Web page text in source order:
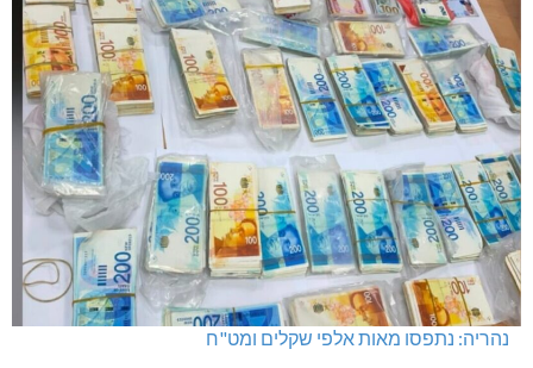
נהריה: נתפסו מאות אלפי שקלים ומט"ח